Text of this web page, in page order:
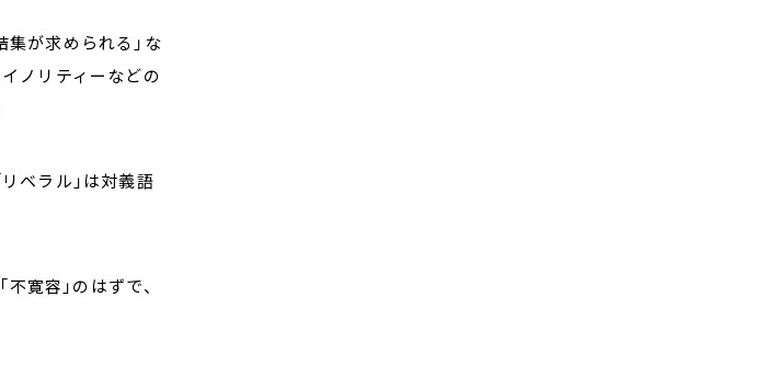
集が求められる」な
ノリティーなどの
ベラル」は対義語
不寛容」のはずで、